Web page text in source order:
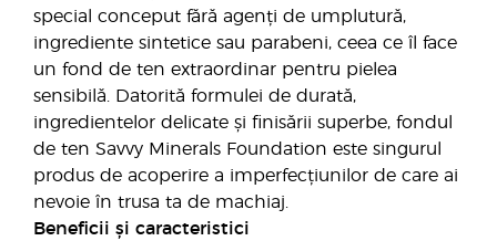
special conceput fără agenți de umplutură,
ingrediente sintetice sau parabeni, ceea ce îl face
un fond de ten extraordinar pentru pielea
sensibilă. Datorită formulei de durată,
ingredientelor delicate și finisării superbe, fondul
de ten Savvy Minerals Foundation este singurul
produs de acoperire a imperfecțiunilor de care ai
nevoie în trusa ta de machiaj.
Beneficii și caracteristici